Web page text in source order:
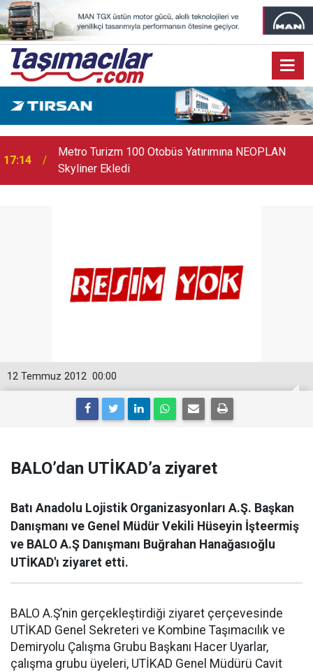
17:07 Audi Q9 Markanın En Büyük SUV Modeli Oldu
00:00
12 Temmuz 2012
BALO’dan UTİKAD’a ziyaret
Batı Anadolu Lojistik Organizasyonları A.Ş. Başkan
Danışmanı ve Genel Müdür Vekili Hüseyin İşteermiş
ve BALO A.Ş Danışmanı Buğrahan Hanağasıoğlu
UTİKAD'ı ziyaret etti.
BALO A.Ş’nin gerçekleştirdiği ziyaret çerçevesinde
UTİKAD Genel Sekreteri ve Kombine Taşımacılık ve
Demiryolu Çalışma Grubu Başkanı Hacer Uyarlar,
çalışma grubu üyeleri, UTİKAD Genel Müdürü Cavit